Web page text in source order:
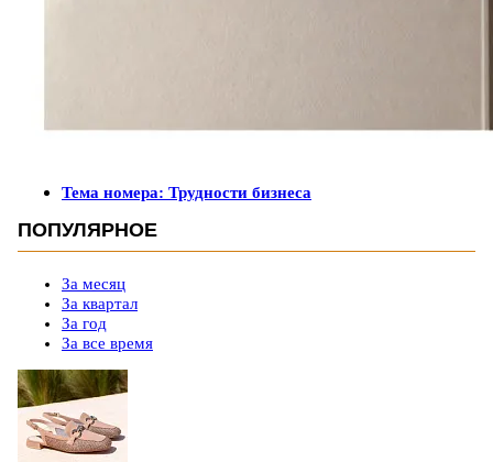
Тема номера: Трудности бизнеса
ПОПУЛЯРНОЕ
За месяц
За квартал
За год
За все время